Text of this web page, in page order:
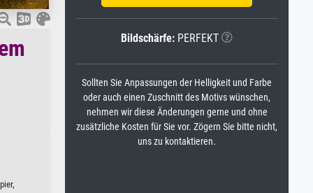
Bildschärfe: PERFEKT
Sollten Sie Anpassungen der Helligkeit und Farbe
oder auch einen Zuschnitt des Motivs wünschen,
nehmen wir diese Änderungen gerne und ohne
zusätzliche Kosten für Sie vor. Zögern Sie bitte nicht,
uns zu kontaktieren.